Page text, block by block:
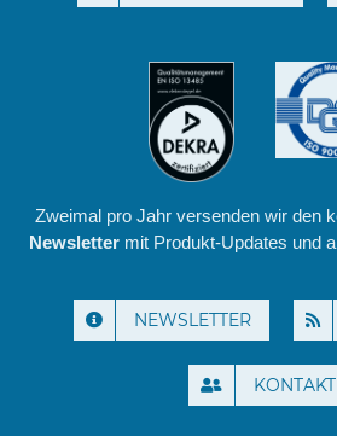
Zweimal pro Jahr versenden wir den
Newslettermit Produkt-Updates und
NEWSLETTER
KONTAKT